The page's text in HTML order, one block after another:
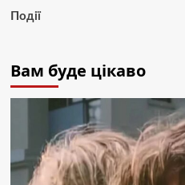
Події
Вам буде цікаво